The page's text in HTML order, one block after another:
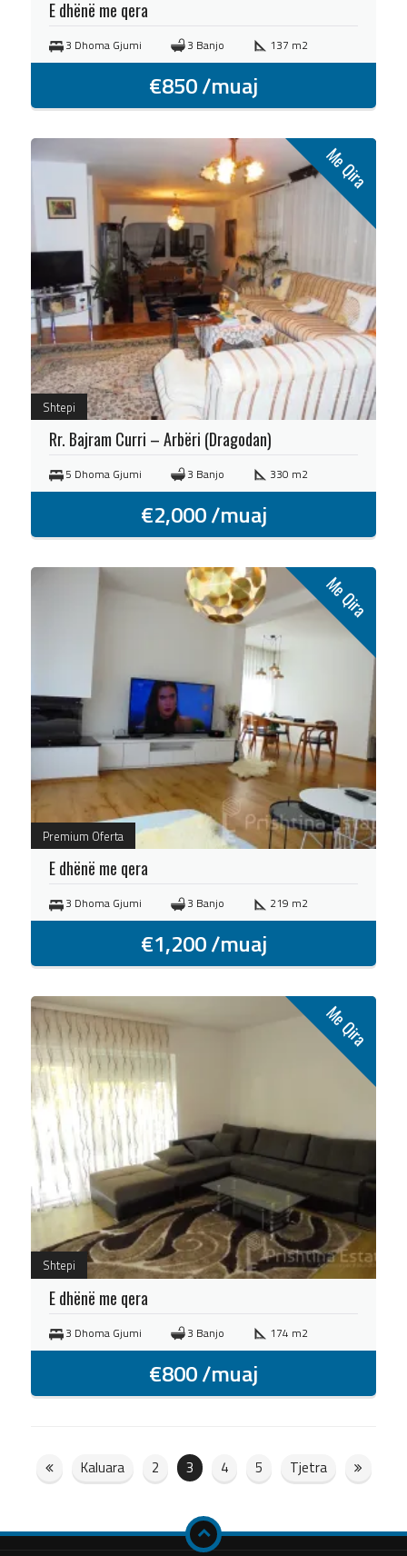
E dhënë me qera
3 Dhoma Gjumi 3 Banjo 137 m2
€850/muaj
Shtepi
Me Qira
Rr. Bajram Curri – Arbëri (Dragodan)
5 Dhoma Gjumi 3 Banjo 330 m2
€2,000/muaj
Premium Oferta
Me Qira
E dhënë me qera
3 Dhoma Gjumi 3 Banjo 219 m2
€1,200/muaj
Shtepi
Me Qira
E dhënë me qera
3 Dhoma Gjumi 3 Banjo 174 m2
€800/muaj
Kaluara 2 3 4 5 Tjetra